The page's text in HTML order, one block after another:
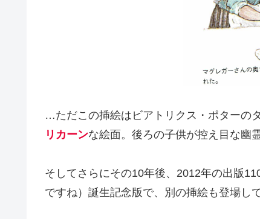
…ただこの挿絵はビアトリクス・ポターの
リカーンな絵面。後ろの子供が控え目な幽
そしてさらにその10年後、2012年の出版
ですね）誕生記念版で、別の挿絵も登場し